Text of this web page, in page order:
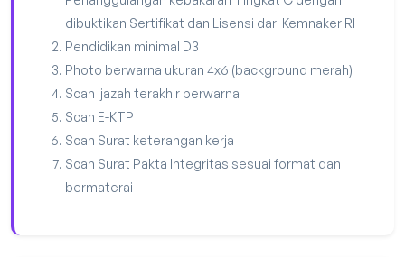
dibuktikan Sertifikat dan Lisensi dari Kemnaker RI
Pendidikan minimal D3
Photo berwarna ukuran 4x6 (background merah)
Scan ijazah terakhir berwarna
Scan E-KTP
Scan Surat keterangan kerja
Scan Surat Pakta Integritas sesuai format dan
bermaterai